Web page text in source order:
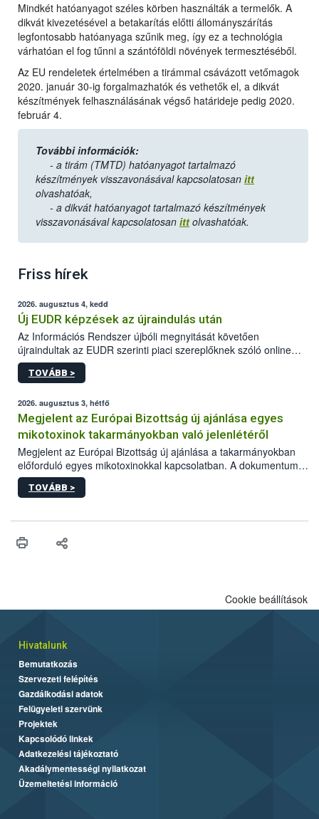
Mindkét hatóanyagot széles körben használták a termelők. A
dikvát kivezetésével a betakarítás előtti állományszárítás
legfontosabb hatóanyaga szűnik meg, így ez a technológia
várhatóan el fog tűnni a szántóföldi növények termesztéséből.
Az EU rendeletek értelmében a tirámmal csávázott vetőmagok
2020. január 30-ig forgalmazhatók és vethetők el, a dikvát
készítmények felhasználásának végső határideje pedig 2020.
február 4.
További információk:
- a tirám (TMTD) hatóanyagot tartalmazó
készítmények visszavonásával kapcsolatosan itt
olvashatóak,
- a dikvát hatóanyagot tartalmazó készítmények
visszavonásával kapcsolatosan itt olvashatóak.
Friss hírek
2026. augusztus 4, kedd
Új EUDR képzések az újraindulás után
Az Információs Rendszer újbóli megnyitását követően
újraindultak az EUDR szerinti piaci szereplőknek szóló online
képzések.
TOVÁBB >
2026. augusztus 3, hétfő
Megjelent az Európai Bizottság új ajánlása egyes
mikotoxinok takarmányokban való jelenlétéről
Megjelent az Európai Bizottság új ajánlása a takarmányokban
előforduló egyes mikotoxinokkal kapcsolatban. A dokumentum
2027-től új irányértékek alkalmazását írja elő, és a jelenleg
hatályos uniós ajánlások helyébe lép.
TOVÁBB >
Cookie beállítások
Hivatalunk
Bemutatkozás
Szervezeti felépítés
Gazdálkodási adatok
Felügyeleti szervünk
Projektek
Kapcsolódó linkek
Adatkezelési tájékoztató
Akadálymentességi nyilatkozat
Üzemeltetési információ